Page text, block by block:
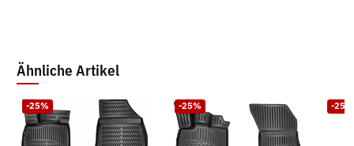
Ähnliche Artikel
-25% -25% -25%